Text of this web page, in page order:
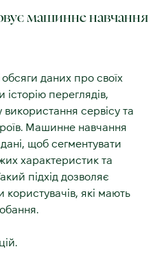
машинне навчання
даних про своїх
переглядів,
сервісу та
Машинне навчання
щоб сегментувати
характеристик та
підхід дозволяє
які мають